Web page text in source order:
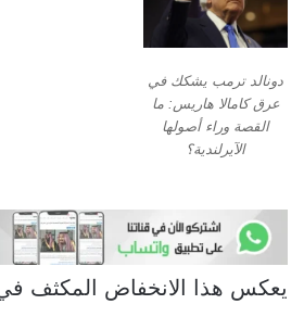
دونالد ترمب يشكك في
عرق كامالا هاريس: ما
القصة وراء أصولها
الآيرلندية؟
يعكس هذا الانخفاض المكثف